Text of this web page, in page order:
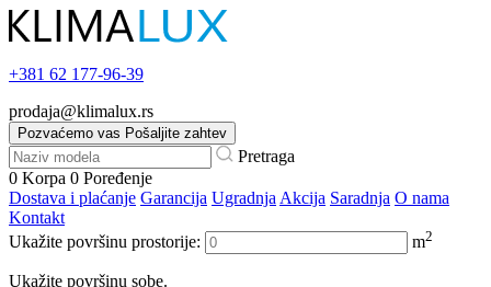
+381 62 177-96-39
prodaja@klimalux.rs
Pozvaćemo vas Pošaljite zahtev
Pretraga
0 Korpa 0 Poređenje
Dostava i plaćanje Garancija Ugradnja Akcija Saradnja O nama
Kontakt
Ukažite površinu prostorije:
m2
Ukažite površinu sobe.